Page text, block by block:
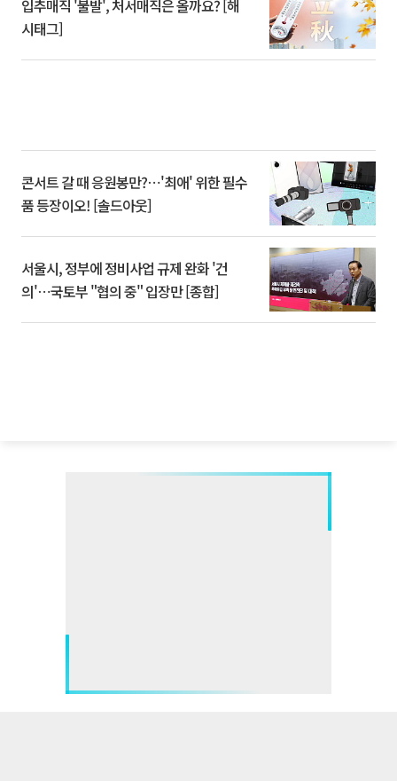
입추매직 '불발', 처서매직은 올까요? [해
시태그]
콘서트 갈 때 응원봉만?⋯'최애' 위한 필수
품 등장이오! [솔드아웃]
서울시, 정부에 정비사업 규제 완화 '건
의'⋯국토부 "협의 중" 입장만 [종합]